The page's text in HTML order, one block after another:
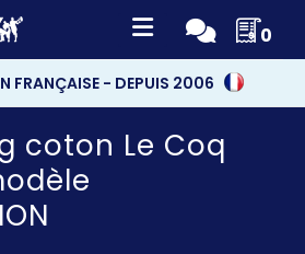
0
FRANÇAISE - DEPUIS 2006
coton Le Coq